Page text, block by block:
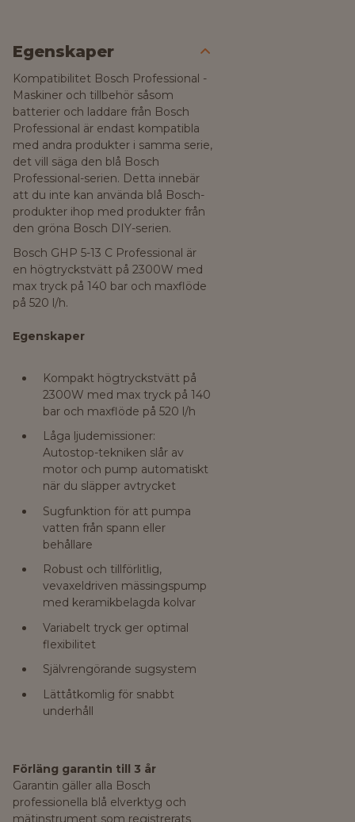
Egenskaper
Kompatibilitet Bosch Professional -
Maskiner och tillbehör såsom
batterier och laddare från Bosch
Professional är endast kompatibla
med andra produkter i samma serie,
det vill säga den blå Bosch
Professional-serien. Detta innebär
att du inte kan använda blå Bosch-
produkter ihop med produkter från
den gröna Bosch DIY-serien.
Bosch GHP 5-13 C Professional är
en högtryckstvätt på 2300W med
max tryck på 140 bar och maxflöde
på 520 l/h.
Egenskaper
Kompakt högtryckstvätt på
2300W med max tryck på 140
bar och maxflöde på 520 l/h
Låga ljudemissioner:
Autostop-tekniken slår av
motor och pump automatiskt
när du släpper avtrycket
Sugfunktion för att pumpa
vatten från spann eller
behållare
Robust och tillförlitlig,
vevaxeldriven mässingspump
med keramikbelagda kolvar
Variabelt tryck ger optimal
flexibilitet
Självrengörande sugsystem
Lättåtkomlig för snabbt
underhåll
Förläng garantin till 3 år
Garantin gäller alla Bosch
professionella blå elverktyg och
mätinstrument som registrerats